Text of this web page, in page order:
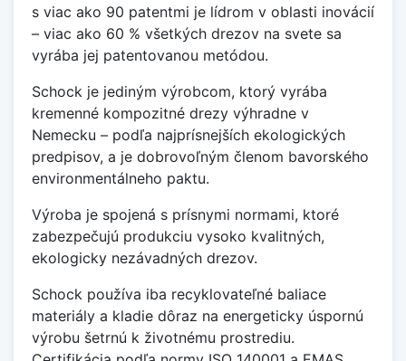
s viac ako 90 patentmi je lídrom v oblasti inovácií
– viac ako 60 % všetkých drezov na svete sa
vyrába jej patentovanou metódou.
Schock je jediným výrobcom, ktorý vyrába
kremenné kompozitné drezy výhradne v
Nemecku – podľa najprísnejších ekologických
predpisov, a je dobrovoľným členom bavorského
environmentálneho paktu.
Výroba je spojená s prísnymi normami, ktoré
zabezpečujú produkciu vysoko kvalitných,
ekologicky nezávadných drezov.
Schock používa iba recyklovateľné baliace
materiály a kladie dôraz na energeticky úspornú
výrobu šetrnú k životnému prostrediu.